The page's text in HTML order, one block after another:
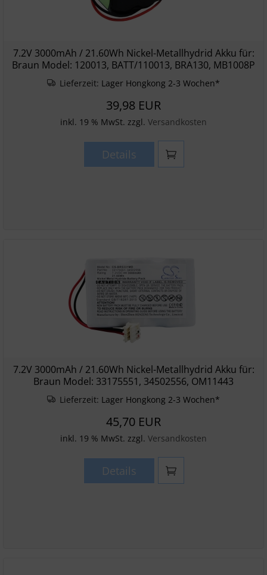
7.2V 3000mAh / 21.60Wh Nickel-Metallhydrid Akku für:
Braun Model: 120013, BATT/110013, BRA130, MB1008P
Lieferzeit: Lager Hongkong 2-3 Wochen*
39,98 EUR
inkl. 19 % MwSt. zzgl. Versandkosten
Details
7.2V 3000mAh / 21.60Wh Nickel-Metallhydrid Akku für:
Braun Model: 33175551, 34502556, OM11443
Lieferzeit: Lager Hongkong 2-3 Wochen*
45,70 EUR
inkl. 19 % MwSt. zzgl. Versandkosten
Details